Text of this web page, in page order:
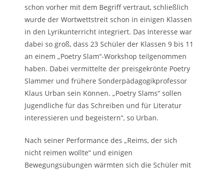
schon vorher mit dem Begriff vertraut, schließlich
wurde der Wortwettstreit schon in einigen Klassen
in den Lyrikunterricht integriert. Das Interesse war
dabei so groß, dass 23 Schüler der Klassen 9 bis 11
an einem „Poetry Slam“-Workshop teilgenommen
haben. Dabei vermittelte der preisgekrönte Poetry
Slammer und frühere Sonderpädagogikprofessor
Klaus Urban sein Können. „Poetry Slams“ sollen
Jugendliche für das Schreiben und für Literatur
interessieren und begeistern“, so Urban.
Nach seiner Performance des „Reims, der sich
nicht reimen wollte“ und einigen
Bewegungsübungen wärmten sich die Schüler mit